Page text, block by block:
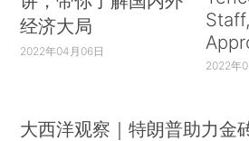
经济大局
2022年04月06日
2022年
大西洋观察｜特朗普助力金